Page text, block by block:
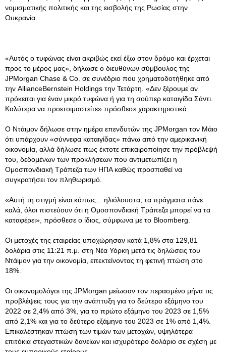
νομισματικής πολιτικής και της εισβολής της Ρωσίας στην
Ουκρανία.
«Αυτός ο τυφώνας είναι ακριβώς εκεί έξω στον δρόμο και έρχεται
προς το μέρος μας», δήλωσε ο διευθύνων σύμβουλος της
JPMorgan Chase & Co. σε συνέδριο που χρηματοδοτήθηκε από
την AllianceBernstein Holdings την Τετάρτη. «Δεν ξέρουμε αν
πρόκειται για έναν μικρό τυφώνα ή για τη σούπερ καταιγίδα Σάντι.
Καλύτερα να προετοιμαστείτε» πρόσθεσε χαρακτηριστικά.
Ο Ντάιμον δήλωσε στην ημέρα επενδυτών της JPMorgan τον Μάιο
ότι υπάρχουν «σύννεφα καταιγίδας» πάνω από την αμερικανική
οικονομία, αλλά δήλωσε πως έκτοτε επικαιροποίησε την πρόβλεψή
του, δεδομένων των προκλήσεων που αντιμετωπίζει η
Ομοσπονδιακή Τράπεζα των ΗΠΑ καθώς προσπαθεί να
συγκρατήσει τον πληθωρισμό.
«Αυτή τη στιγμή είναι κάπως... ηλιόλουστα, τα πράγματα πάνε
καλά, όλοι πιστεύουν ότι η Ομοσπονδιακή Τράπεζα μπορεί να τα
καταφέρει», πρόσθεσε ο ίδιος, σύμφωνα με το Bloomberg.
Οι μετοχές της εταιρείας υποχώρησαν κατά 1,8% στα 129,81
δολάρια στις 11:21 π.μ. στη Νέα Υόρκη μετά τις δηλώσεις του
Ντάιμον για την οικονομία, επεκτείνοντας τη φετινή πτώση στο
18%.
Οι οικονομολόγοι της JPMorgan μείωσαν τον περασμένο μήνα τις
προβλέψεις τους για την ανάπτυξη για το δεύτερο εξάμηνο του
2022 σε 2,4% από 3%, για το πρώτο εξάμηνο του 2023 σε 1,5%
από 2,1% και για το δεύτερο εξάμηνο του 2023 σε 1% από 1,4%.
Επικαλέστηκαν πτώση των τιμών των μετοχών, υψηλότερα
επιτόκια στεγαστικών δανείων και ισχυρότερο δολάριο σε σχέση με